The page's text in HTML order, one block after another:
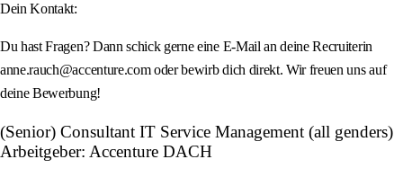
Dein Kontakt:
Du hast Fragen? Dann schick gerne eine E-Mail an deine Recruiterin
anne.rauch@accenture.com oder bewirb dich direkt. Wir freuen uns auf
deine Bewerbung!
(Senior) Consultant IT Service Management (all genders)
Arbeitgeber: Accenture DACH